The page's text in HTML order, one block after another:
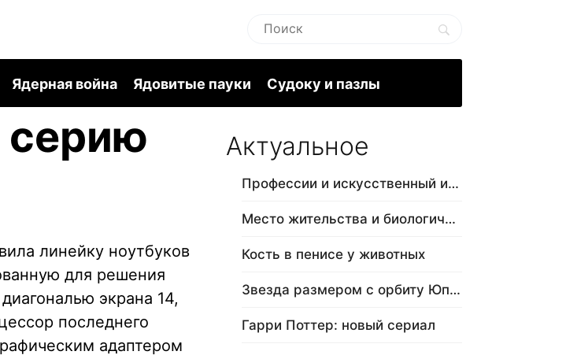
Ядерная война Ядовитые пауки Судоку и пазлы
серию
линейку ноутбуков
для решения
экрана 14,
последнего
адаптером
Актуальное
Профессии и искусственный интеллект
Место жительства и биологический в…
Кость в пенисе у животных
Звезда размером с орбиту Юпитера
Гарри Поттер: новый сериал